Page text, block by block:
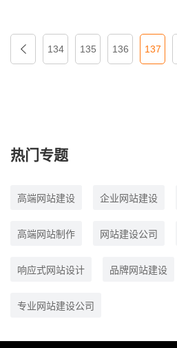
134 135 136 137
热门专题
高端网站建设 企业网站建设
高端网站制作 网站建设公司
响应式网站设计 品牌网站建设
专业网站建设公司